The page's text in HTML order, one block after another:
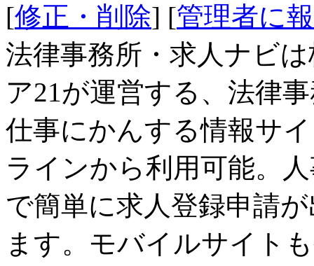
[修正・削除] [管理者に
法律事務所・求人ナビ
ア21が運営する、法律
仕事にかんする情報サ
ラインから利用可能。
で簡単に求人登録申請
ます。モバイルサイト